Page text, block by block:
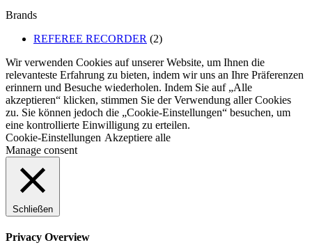
Brands
REFEREE RECORDER (2)
Wir verwenden Cookies auf unserer Website, um Ihnen die
relevanteste Erfahrung zu bieten, indem wir uns an Ihre Präferenzen
erinnern und Besuche wiederholen. Indem Sie auf „Alle
akzeptieren“ klicken, stimmen Sie der Verwendung aller Cookies
zu. Sie können jedoch die „Cookie-Einstellungen“ besuchen, um
eine kontrollierte Einwilligung zu erteilen.
Cookie-Einstellungen Akzeptiere alle
Manage consent
Schließen
Privacy Overview